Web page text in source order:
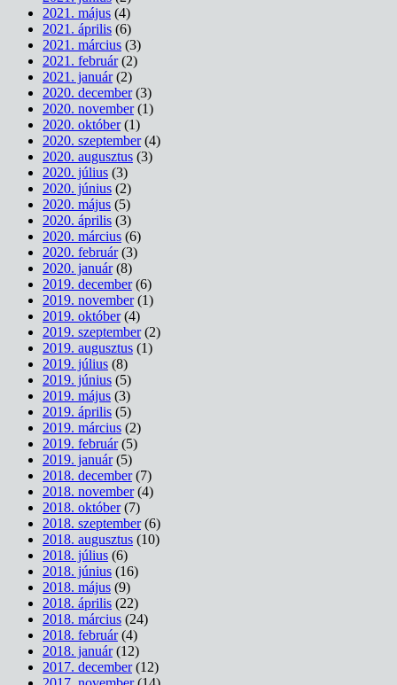
2021. május (4)
2021. április (6)
2021. március (3)
2021. február(2)
2021. január(2)
2020. december(3)
2020. november(1)
2020. október(1)
2020. szeptember(4)
2020. augusztus (3)
2020. július (3)
2020. június (2)
2020. május (5)
2020. április (3)
2020. március (6)
2020. február(3)
2020. január(8)
2019. december(6)
2019. november(1)
2019. október(4)
2019. szeptember(2)
2019. augusztus (1)
2019. július (8)
2019. június (5)
2019. május (3)
2019. április (5)
2019. március (2)
2019. február(5)
2019. január(5)
2018. december(7)
2018. november(4)
2018. október(7)
2018. szeptember(6)
2018. augusztus (10)
2018. július (6)
2018. június (16)
2018. május (9)
2018. április (22)
2018. március (24)
2018. február(4)
2018. január(12)
2017. december(12)